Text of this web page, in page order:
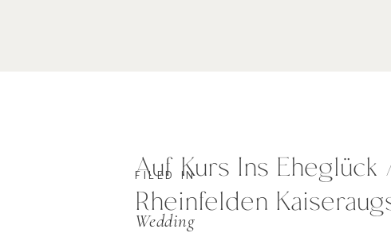
FILED IN
Wedding
Auf Kurs Ins
Rheinfelden